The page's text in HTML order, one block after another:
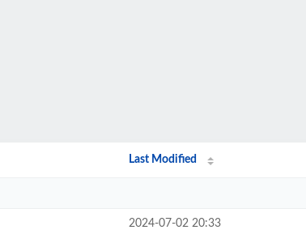
Last Modified
2024-07-02 20:33